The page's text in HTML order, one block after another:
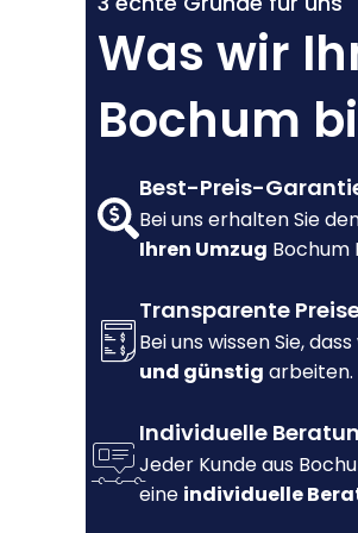
Was wir
Bochum
Best-Preis-
Bei uns erhalten Sie
Ihren Umzug Bochum
Transparente
Bei uns wissen Sie, dass
und günstig arbeiten.
Individuelle
Jeder Kunde aus
eine individuelle